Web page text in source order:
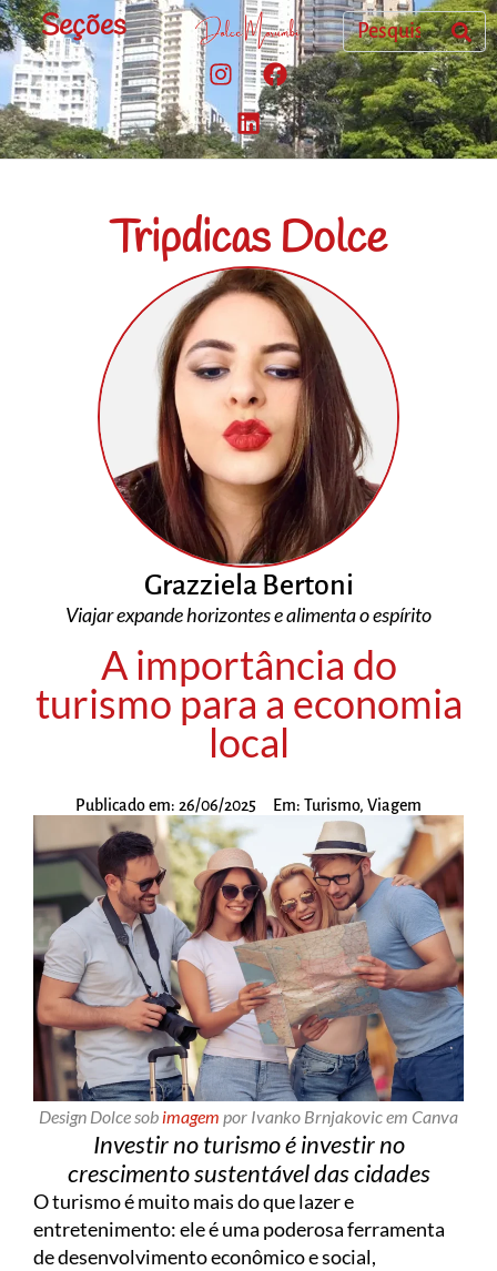
Seções
Tripdicas Dolce
Grazziela Bertoni
Viajar expande horizontes e alimenta o espírito
A importância do
turismo para a economia
local
Publicado em: 26/06/2025 Em: Turismo, Viagem
Design Dolce sob imagem por Ivanko Brnjakovic em Canva
Investir no turismo é investir no
crescimento sustentável das cidades
O turismo é muito mais do que lazer e
entretenimento: ele é uma poderosa ferramenta
de desenvolvimento econômico e social,